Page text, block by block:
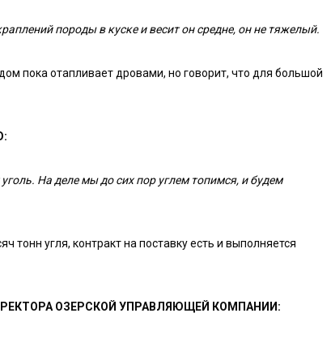
породы в куске и весит он средне, он не тяжелый.
пока отапливает дровами, но говорит, что для большой
На деле мы до сих пор углем топимся, и будем
тонн угля, контракт на поставку есть и выполняется
ОЗЕРСКОЙ УПРАВЛЯЮЩЕЙ КОМПАНИИ: